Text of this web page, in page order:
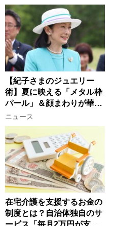
【紀子さまのジュエリー
術】夏に映える「メタル枠
パール」＆顔まわりが華や
ぐ「揺れる一粒」の使い分
け方
ニュース
在宅介護を支援するお金の
制度とは？自治体独自のサ